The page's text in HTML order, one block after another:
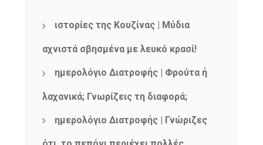
ιστορίες της Κουζίνας | Μύδια
αχνιστά σβησμένα με λευκό κρασί!
ημερολόγιο Διατροφής | Φρούτα ή
λαχανικά; Γνωρίζεις τη διαφορά;
ημερολόγιο Διατροφής | Γνώριζες
NEWSLETTER